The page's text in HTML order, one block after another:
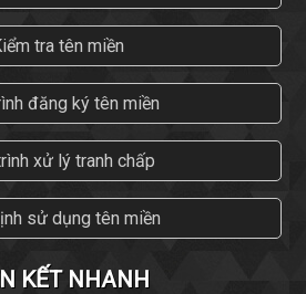
tra tên miền
đăng ký tên miền
xử lý tranh chấp
sử dụng tên miền
KẾT NHANH